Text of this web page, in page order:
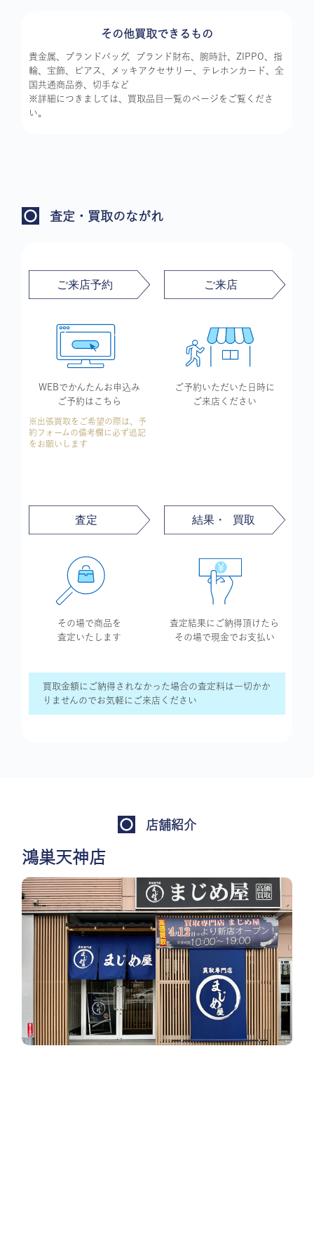
その他買取できるもの
貴金属、ブランドバッグ、ブランド財布、腕時計、ZIPPO、指
輪、宝飾、ピアス、メッキアクセサリー、テレホンカード、全
国共通商品券、切手など
※詳細につきましては、買取品目一覧のページをご覧くださ
い。
査定・買取のながれ
WEBでかんたんお申込み
ご予約はこちら
※出張買取をご希望の際は、予
約フォームの備考欄に必ず追記
をお願いします
ご予約いただいた 日時に
ご来店ください
その場で商品を
査定いたします
査定結果に ご納得頂けたら
その場で現金で お支払い
買取金額にご納得されなかった場合の査定料は一切かか
りませんのでお気軽にご来店ください
店舗紹介
鴻巣天神店